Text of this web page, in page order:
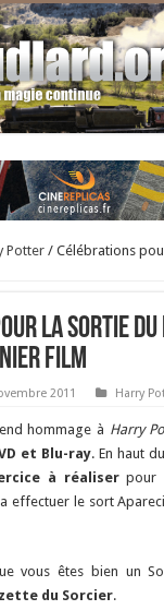
Potter / Célébrations
la sortie du
film
2011 Harry
hommage à Harry
et Blu-ray. En haut
à réaliserpour
effectuer le sort
vous êtes bien un
du Sorcier.